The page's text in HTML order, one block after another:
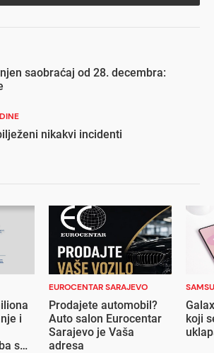
saobraćaj od 28. decembra:
nikakvi incidenti
i
s
EUROCENTAR SARAJEVO
Prodajete automobil?
Auto salon Eurocentar
Sarajevo je Vaša
adresa
koji